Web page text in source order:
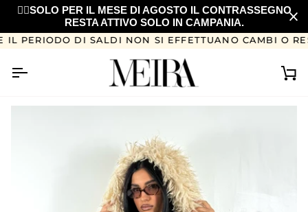
❤️‍🔥SOLO PER IL MESE DI AGOSTO IL CONTRASSEGNO
RESTA ATTIVO SOLO IN CAMPANIA.
Salta
contenuto
DI SALDI NON SI EFFETTUANO CAMBI O RESI